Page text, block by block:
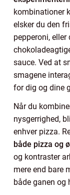
kombinationer
elsker du den
pepperoni,
sauce. Ved at
smagene
for dig og dine
Når du
nysgerrighed,
enhver pizza.
både pizza og
og kontraster
mere end bare
både ganen og